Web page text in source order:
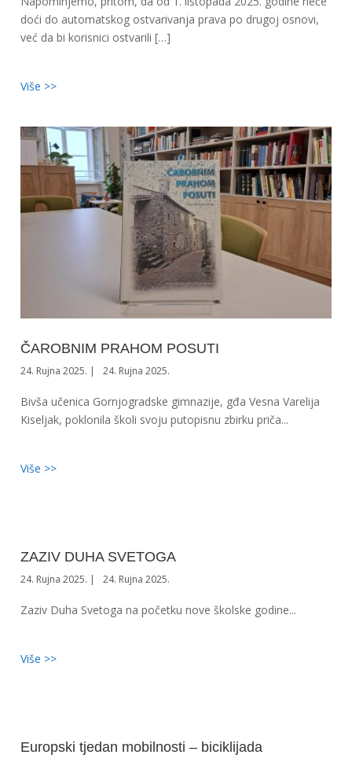
doći do automatskog ostvarivanja prava po drugoj osnovi,
već da bi korisnici ostvarili […]
Više >>
ČAROBNIM PRAHOM POSUTI
24. Rujna 2025. 24. Rujna 2025.
Bivša učenica Gornjogradske gimnazije, gđa Vesna Varelija
Kiseljak, poklonila školi svoju putopisnu zbirku priča...
Više >>
ZAZIV DUHA SVETOGA
24. Rujna 2025. 24. Rujna 2025.
Zaziv Duha Svetoga na početku nove školske godine...
Više >>
Europski tjedan mobilnosti – biciklijada